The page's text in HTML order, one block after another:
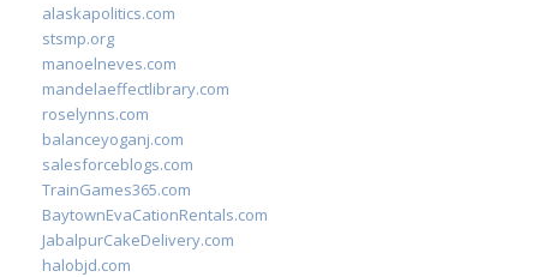
alaskapolitics.com
stsmp.org
manoelneves.com
mandelaeffectlibrary.com
roselynns.com
balanceyoganj.com
salesforceblogs.com
TrainGames365.com
BaytownEvaCationRentals.com
JabalpurCakeDelivery.com
halobjd.com